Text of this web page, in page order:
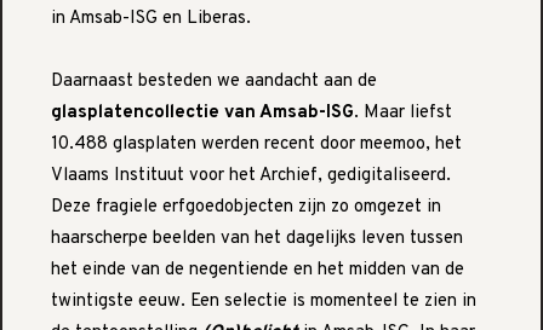
in Amsab-ISG en Liberas.
Daarnaast besteden we aandacht aan de
glasplatencollectie van Amsab-ISG. Maar liefst
10.488 glasplaten werden recent door meemoo, het
Vlaams Instituut voor het Archief, gedigitaliseerd.
Deze fragiele erfgoedobjecten zijn zo omgezet in
haarscherpe beelden van het dagelijks leven tussen
het einde van de negentiende en het midden van de
twintigste eeuw. Een selectie is momenteel te zien in